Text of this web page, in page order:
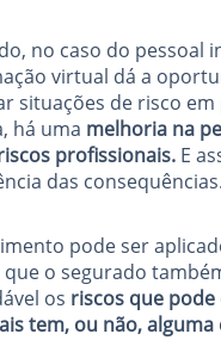
no caso do pessoal
virtual dá a
situações de risco
há uma melhoria na
profissionais. E
das consequências.
pode ser
o segurado
os riscos que
tem, ou não,